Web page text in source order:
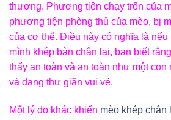
thương. Phương tiện chạy trốn của
phương tiện phòng thủ của mèo, bị
của cơ thể. Điều này có nghĩa là nếu
mình khép bàn chân lại, bạn biết
thấy an toàn và an toàn như một con
và đang thư giãn vui vẻ.
Một lý do khác khiến mèo khép chân